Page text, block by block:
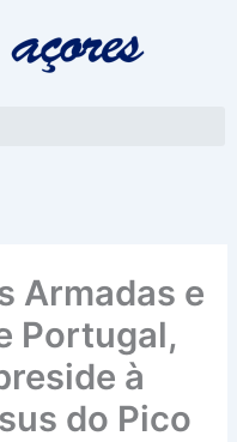
Armadas e
Portugal,
à
do Pico